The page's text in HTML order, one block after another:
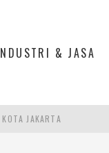
& JASA
JAKARTA